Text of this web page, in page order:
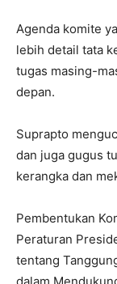
Agenda komite
lebih detail tata
tugas masing-
depan.
Suprapto
dan juga gugus
kerangka dan
Pembentukan
Peraturan
tentang